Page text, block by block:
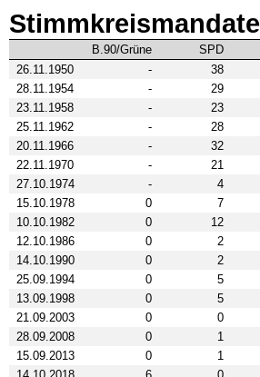
Stimmkreismandate
B.90/Grüne SPD
26.11.1950
- 38
28.11.1954
- 29
23.11.1958
- 23
25.11.1962
- 28
20.11.1966
- 32
22.11.1970
- 21
27.10.1974
- 4
15.10.1978
0 7
10.10.1982
0 12
12.10.1986
0 2
14.10.1990
0 2
25.09.1994
0 5
13.09.1998
0 5
21.09.2003
0 0
28.09.2008
0 1
15.09.2013
0 1